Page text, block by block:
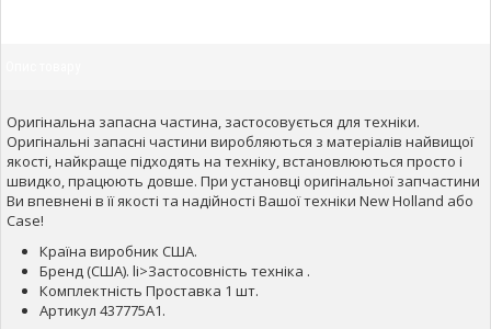
Оригінальна запасна частина, застосовується для техніки.
Оригінальні запасні частини виробляються з матеріалів найвищої
якості, найкраще підходять на техніку, встановлюються просто і
швидко, працюють довше. При установці оригінальної запчастини
Ви впевнені в її якості та надійності Вашої техніки New Holland або
Case!
Країна виробник США.
Бренд (США). li>Застосовність техніка .
Комплектність Проставка 1 шт.
Артикул 437775A1.